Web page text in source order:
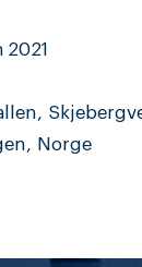
2021
Norge